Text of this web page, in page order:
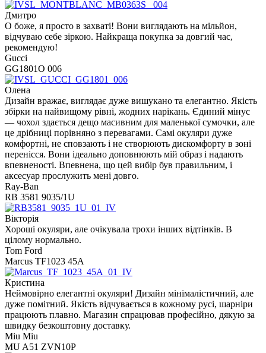
Дмитро
О боже, я просто в захваті! Вони виглядають на мільйон,
відчуваю себе зіркою. Найкраща покупка за довгий час,
рекомендую!
Gucci
GG1801O 006
Олена
Дизайн вражає, виглядає дуже вишукано та елегантно. Якість
збірки на найвищому рівні, жодних нарікань. Єдиний мінус
— чохол здається дещо масивним для маленької сумочки, але
це дрібниці порівняно з перевагами. Самі окуляри дуже
комфортні, не сповзають і не створюють дискомфорту в зоні
перенісся. Вони ідеально доповнюють мій образ і надають
впевненості. Впевнена, що цей вибір був правильним, і
аксесуар прослужить мені довго.
Ray-Ban
RB 3581 9035/1U
Вікторія
Хороші окуляри, але очікувала трохи інших відтінків. В
цілому нормально.
Tom Ford
Marcus TF1023 45A
Кристина
Неймовірно елегантні окуляри! Дизайн мінімалістичний, але
дуже помітний. Якість відчувається в кожному русі, шарніри
працюють плавно. Магазин спрацював професійно, дякую за
швидку безкоштовну доставку.
Miu Miu
MU A51 ZVN10P